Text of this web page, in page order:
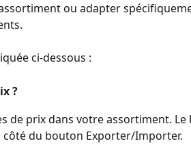
ou adapter
ci-dessous :
?
de prix dans votre assortiment.
du bouton Exporter/Importer.